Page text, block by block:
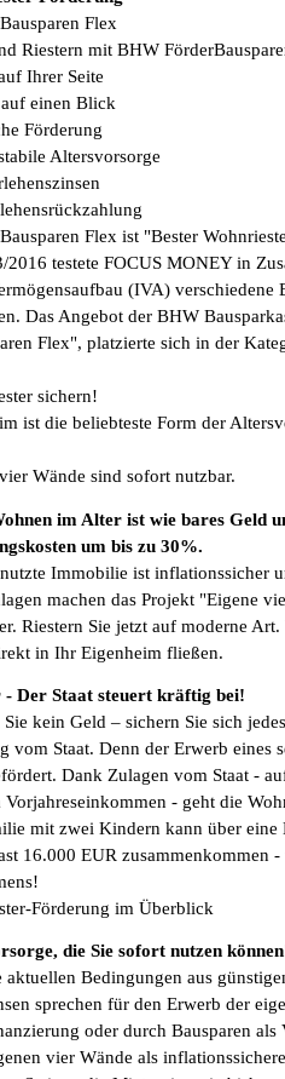
Flex
Riestern mit BHW
Ihrer Seite
einen Blick
Förderung
Altersvorsorge
Flex ist "Bester
2016 testete FOCUS MONEY in
(IVA) verschiedene
Das Angebot der BHW
Flex", platzierte sich in der
sichern!
ist die beliebteste Form der
Wände sind sofort nutzbar.
im Alter ist wie bares Geld
um bis zu 30%.
Immobilie ist inflationssicher
machen das Projekt "Eigene
Riestern Sie jetzt auf moderne Art.
in Ihr Eigenheim fließen.
- Der Staat steuert kräftig bei!
Sie kein Geld – sichern Sie sich
vom Staat. Denn der Erwerb eines
Dank Zulagen vom Staat -
- geht die
mit zwei Kindern kann über eine
16.000 EUR zusammenkommen
Förderung im Überblick
die Sie sofort nutzen
Bedingungen aus
sprechen für den Erwerb der
oder durch Bausparen
vier Wände als